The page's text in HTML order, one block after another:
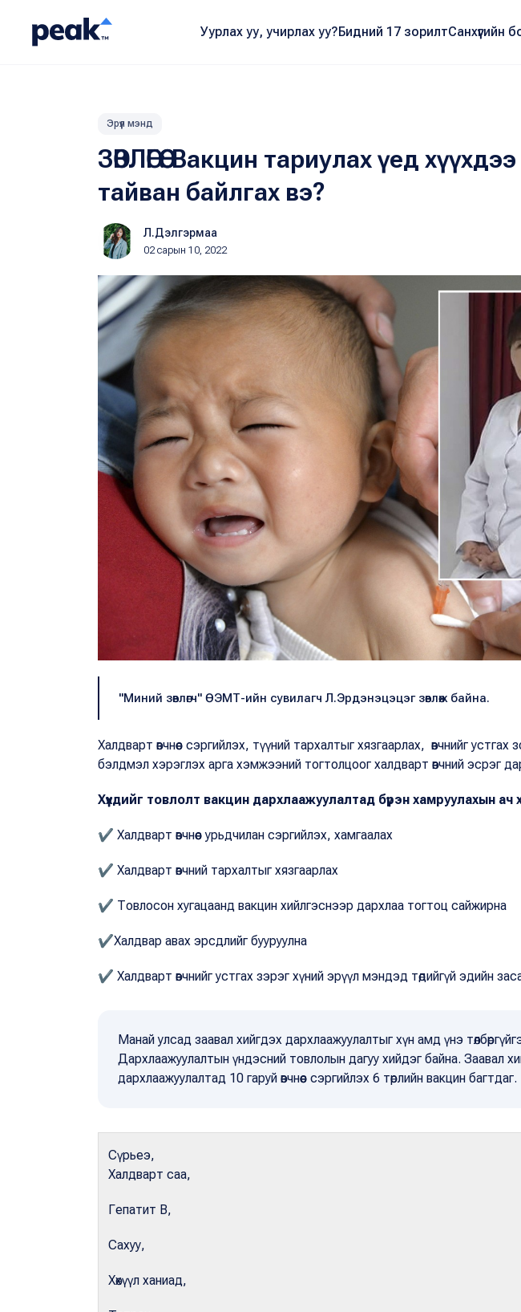
Уурлах уу, учирлах уу?Бидний 17 зорилтСанхүүгийн
Эрүүл мэнд
ЗӨВЛӨГӨӨ: Вакцин тариулах үед
тайван байлгах вэ?
Л.Дэлгэрмаа
02 сарын 10, 2022
"Миний зөвлөгч" ӨЭМТ-ийн сувилагч Л.Эрдэнэцэцэг зөвлөж байна.
Халдварт өвчнөөс сэргийлэх, түүний тархалтыг хязгаарлах, өвчнийг
бэлдмэл хэрэглэх арга хэмжээний тогтолцоог халдварт өвчний эсрэг
Хүүхдийг товлолт вакцин дархлаажуулалтад бүрэн хамруулахын ач
✔ Халдварт өвчнөөс урьдчилан сэргийлэх, хамгаалах
✔ Халдварт өвчний тархалтыг хязгаарлах
✔ Товлосон хугацаанд вакцин хийлгэснээр дархлаа тогтоц сайжирна
✔Халдвар авах эрсдлийг бууруулна
✔ Халдварт өвчнийг устгах зэрэг хүний эрүүл мэндэд төдийгүй эдийн
Манай улсад заавал хийгдэх дархлаажуулалтыг хүн амд үнэ
Дархлаажуулалтын үндэсний товлолын дагуу хийдэг байна. Заавал
дархлаажуулалтад 10 гаруй өвчнөөс сэргийлэх 6 төрлийн вакцин багтдаг.
Сүрьеэ,
Халдварт саа,
Гепатит В,
Сахуу,
Хөхүүл ханиад,